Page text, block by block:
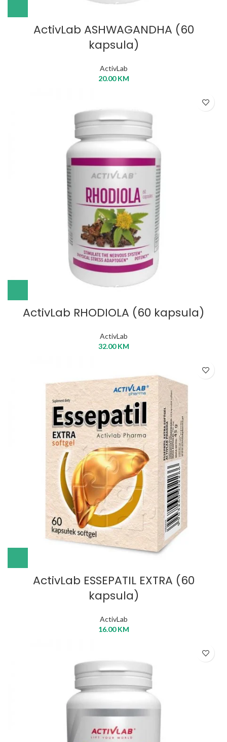
ActivLab ASHWAGANDHA (60
kapsula)
ActivLab
20.00KM
ActivLab RHODIOLA (60 kapsula)
ActivLab
32.00KM
ActivLab ESSEPATIL EXTRA (60
kapsula)
ActivLab
16.00KM